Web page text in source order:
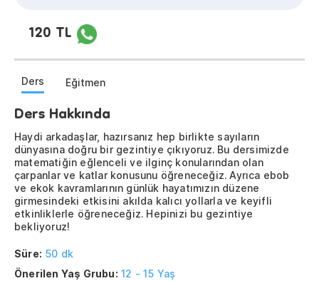
120 TL
Ders Eğitmen
Ders Hakkında
Haydi arkadaşlar, hazırsanız hep birlikte sayıların
dünyasına doğru bir gezintiye çıkıyoruz. Bu dersimizde
matematiğin eğlenceli ve ilginç konularından olan
çarpanlar ve katlar konusunu öğreneceğiz. Ayrıca ebob
ve ekok kavramlarının günlük hayatımızın düzene
girmesindeki etkisini akılda kalıcı yollarla ve keyifli
etkinliklerle öğreneceğiz. Hepinizi bu gezintiye
bekliyoruz!
Süre: 50 dk
Önerilen Yaş Grubu: 12 - 15 Yaş